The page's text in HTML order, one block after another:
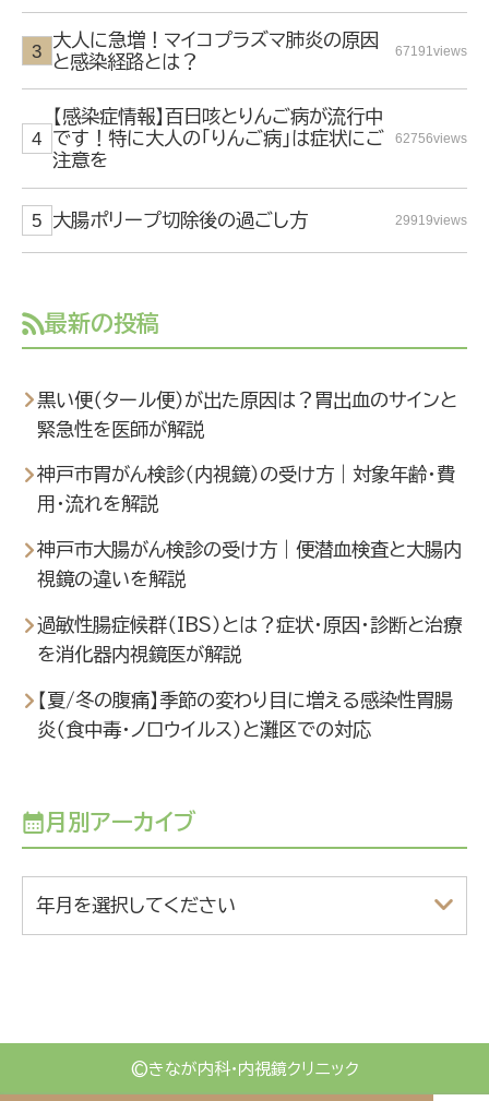
大人に急増！マイコプラズマ肺炎の原因
と感染経路とは？
67191views
【感染症情報】百日咳とりんご病が流行中
です！特に大人の「りんご病」は症状にご
注意を
62756views
大腸ポリープ切除後の過ごし方 29919views
最新の投稿
黒い便（タール便）が出た原因は？胃出血のサインと
緊急性を医師が解説
神戸市胃がん検診（内視鏡）の受け方｜対象年齢・費
用・流れを解説
神戸市大腸がん検診の受け方｜便潜血検査と大腸内
視鏡の違いを解説
過敏性腸症候群（IBS）とは？症状・原因・診断と治療
を消化器内視鏡医が解説
【夏/冬の腹痛】季節の変わり目に増える感染性胃腸
炎（食中毒・ノロウイルス）と灘区での対応
月別アーカイブ
年月を選択してください
©きなが内科・内視鏡クリニック